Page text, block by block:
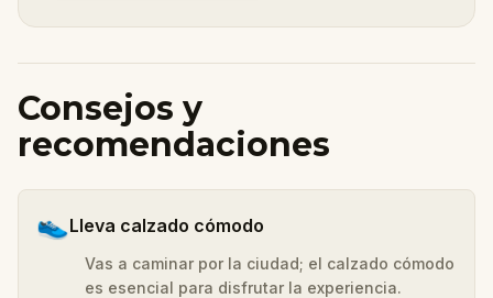
Consejos y
recomendaciones
👟Lleva calzado cómodo
Vas a caminar por la ciudad; el calzado cómodo
es esencial para disfrutar la experiencia.